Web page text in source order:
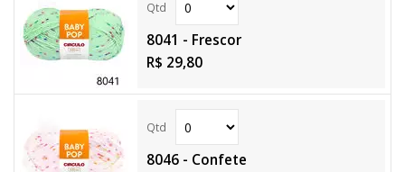
8041 - Frescor
R$ 29,80
8046 - Confete